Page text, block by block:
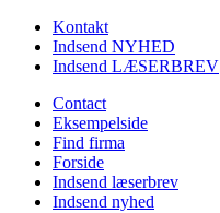
Kontakt
Indsend NYHED
Indsend LÆSERBREV
Contact
Eksempelside
Find firma
Forside
Indsend læserbrev
Indsend nyhed